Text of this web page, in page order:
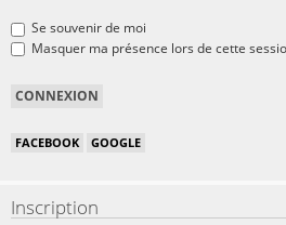
Se souvenir de moi
Masquer ma présence lors de cette
FACEBOOK GOOGLE
Inscription